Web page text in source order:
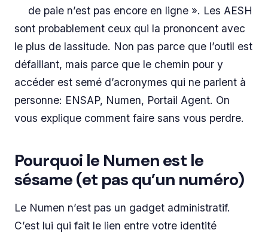
de paie n’est pas encore en ligne ». Les AESH
sont probablement ceux qui la prononcent avec
le plus de lassitude. Non pas parce que l’outil est
défaillant, mais parce que le chemin pour y
accéder est semé d’acronymes qui ne parlent à
personne: ENSAP, Numen, Portail Agent. On
vous explique comment faire sans vous perdre.
Pourquoi le Numen est le
sésame (et pas qu’un numéro)
Le Numen n’est pas un gadget administratif.
C’est lui qui fait le lien entre votre identité